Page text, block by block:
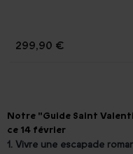
299,90 €
Notre "Guide Saint
ce 14 février
1. Vivre une escapade